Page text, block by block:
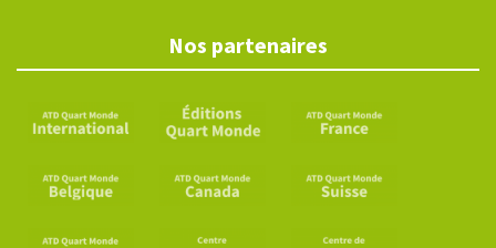
Nos partenaires